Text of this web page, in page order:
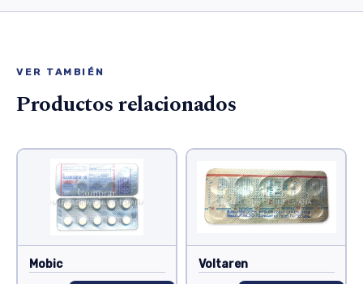
VER TAMBIÉN
Productos relacionados
Mobic Voltaren